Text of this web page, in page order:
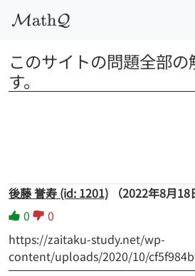
MathQ
このサイトの問題全部
す。
後藤 誉寿 (id: 1201)
（2022年8月18
0
0
https://zaitaku-study.net/wp-
content/uploads/2020/10/